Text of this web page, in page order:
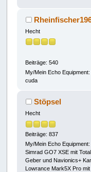
Hecht
Beiträge: 540
My/Mein Echo Equipment:
cuda
Stöpsel
Hecht
Beiträge: 837
My/Mein Echo Equipment:
Simrad GO7 XSE mit
Geber und Navionics+
Lowrance Mark5X Pro